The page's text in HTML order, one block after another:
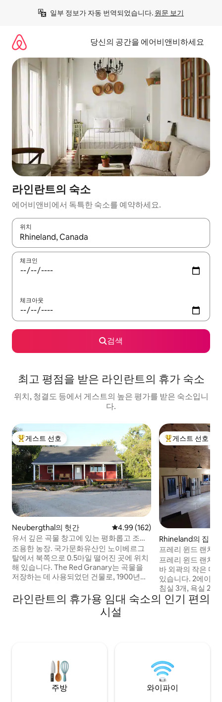
일부 정보가 자동 번역되었습니다. 원문 보기
당신의 공간을 에어비앤비하세요
라인란트의 숙소
에어비앤비에서 독특한 숙소를 예약하세요.
위치
결과가 나오면 위·아래 화살표 키를 사용하거나 터치 또는 스와이
체크인
체크아웃
검색
최고 평점을 받은 라인란트의 휴가 숙소
위치, 청결도 등에서 게스트의 높은 평가를 받은 숙소입니
다.
상위 게스트 선호
게스트 선호
Neubergthal의 헛간 평점 4.99점(5점 만점), 후기 162
4.99 (162)
유서 깊은 곡물 창고에 있는 평화롭고 조용
한 농장
조용한 농장. 국가문화유산인 노이베르그
탈에서 북쪽으로 0.5마일 떨어진 곳에 위치
해 있습니다. The Red Granary는 곡물을
저장하는 데 사용되었던 건물로, 1900년대
리의 개와 농장 동물들과 같은 농장에 살고
있습니다. 하지만 저희는 각자 자기만의 공
간을 가지고 있습니다. 게스트가 교류를 원
상위 게스트 선호
게스트 선호
Rhineland의 집
프레리 윈드 랜치
프레리 윈드 랜치
바 외곽의 작은 마
있습니다. 2에이커
침실 3개, 욕실 2개
로 가족 및 친구와
주말 여행을 즐길
12km 거리에 있습
라인란트의 휴가용 임대 숙소의 인기 편의
시설
주방 와이파이